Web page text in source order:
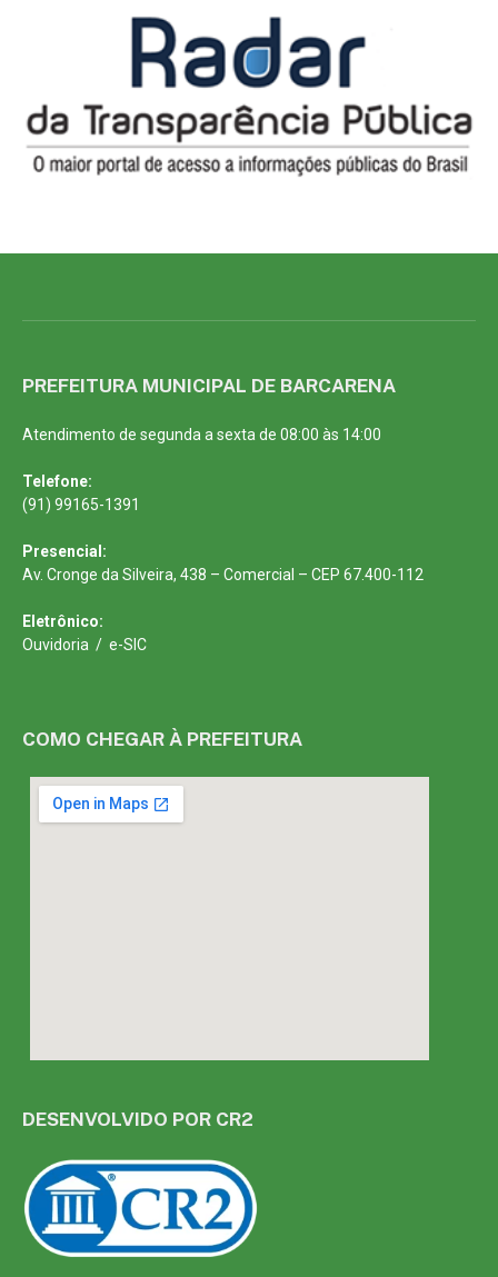
PREFEITURA MUNICIPAL DE BARCARENA
Atendimento de segunda a sexta de 08:00 às 14:00
Telefone:
(91) 99165-1391
Presencial:
Av. Cronge da Silveira, 438 – Comercial – CEP 67.400-112
Eletrônico:
Ouvidoria / e-SIC
COMO CHEGAR À PREFEITURA
DESENVOLVIDO POR CR2